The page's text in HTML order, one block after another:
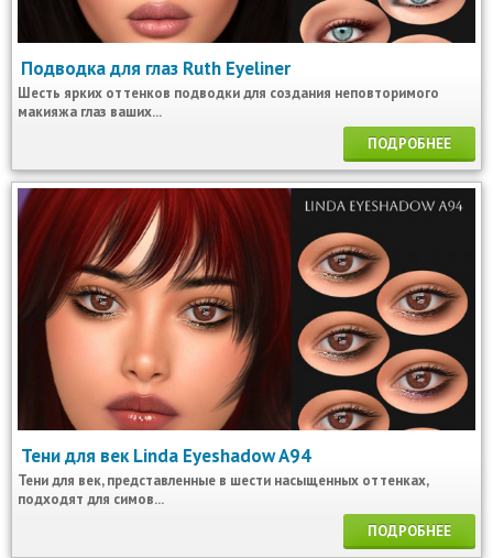
Подводка для глаз Ruth Eyeliner
Шесть ярких оттенков подводки для создания неповторимого
макияжа глаз ваших...
ПОДРОБНЕЕ
Тени для век Linda Eyeshadow A94
Тени для век, представленные в шести насыщенных оттенках,
подходят для симов...
ПОДРОБНЕЕ